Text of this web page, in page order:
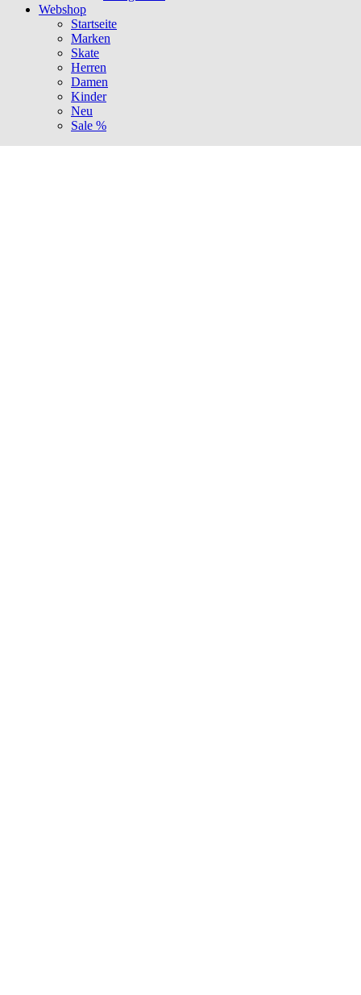
Webshop
Startseite
Marken
Skate
Herren
Damen
Kinder
Neu
Sale %